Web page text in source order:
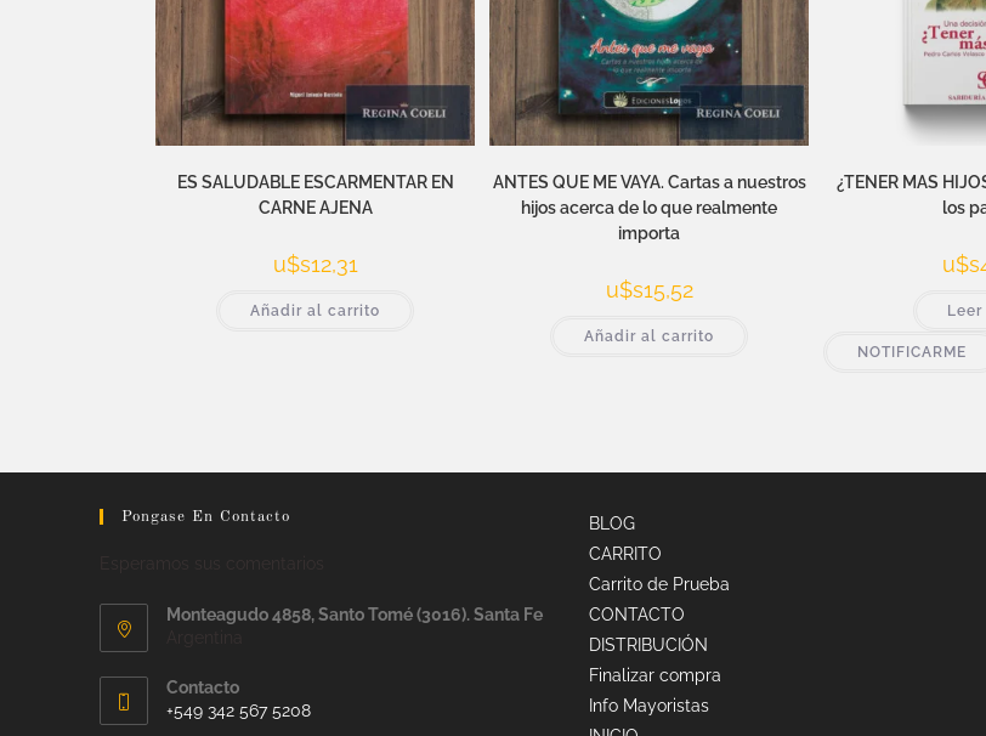
ES SALUDABLE ESCARMENTAR EN
CARNE AJENA
u$s12,31
Añadir al carrito
ANTES QUE ME VAYA. Cartas a nuestros
hijos acerca de lo que realmente
importa
u$s15,52
Añadir al carrito
¿TENER MAS
los
u$s
Leer
NOTIFICARME
Pongase En Contacto
Monteagudo 4858, Santo Tomé (3016). Santa Fe
Contacto
+549 342 567 5208
BLOG
CARRITO
Carrito de Prueba
CONTACTO
DISTRIBUCIÓN
Finalizar compra
Info Mayoristas